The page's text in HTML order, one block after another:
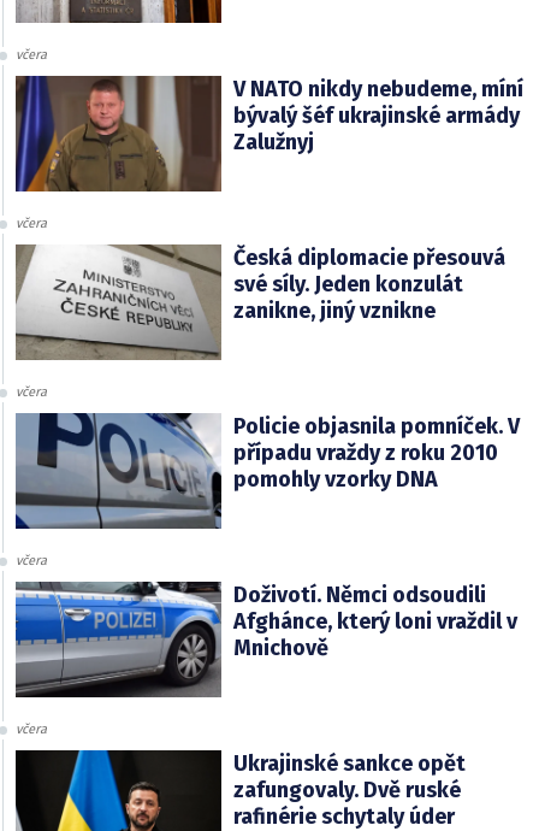
včera
V NATO nikdy nebudeme, míní
bývalý šéf ukrajinské armády
Zalužnyj
včera
Česká diplomacie přesouvá
své síly. Jeden konzulát
zanikne, jiný vznikne
včera
Policie objasnila pomníček. V
případu vraždy z roku 2010
pomohly vzorky DNA
včera
Doživotí. Němci odsoudili
Afghánce, který loni vraždil v
Mnichově
včera
Ukrajinské sankce opět
zafungovaly. Dvě ruské
rafinérie schytaly úder